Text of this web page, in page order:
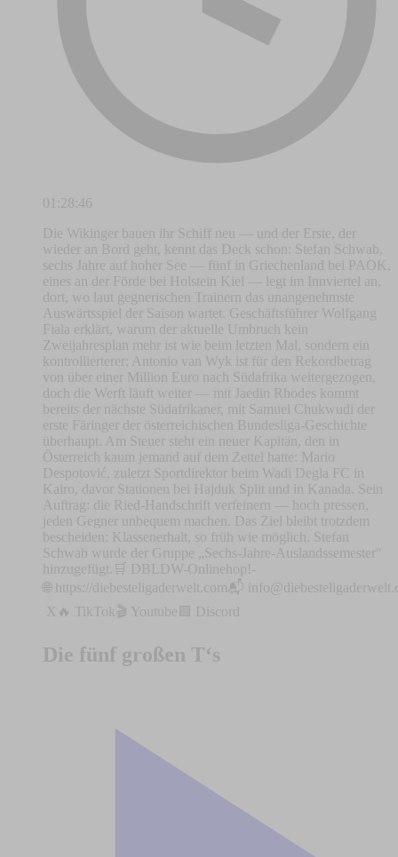
01:28:46
Die Wikinger bauen ihr Schiff neu — und der Erste, der
wieder an Bord geht, kennt das Deck schon: Stefan Schwab,
sechs Jahre auf hoher See — fünf in Griechenland bei PAOK,
eines an der Förde bei Holstein Kiel — legt im Innviertel an,
dort, wo laut gegnerischen Trainern das unangenehmste
Auswärtsspiel der Saison wartet. Geschäftsführer Wolfgang
Fiala erklärt, warum der aktuelle Umbruch kein
Zweijahresplan mehr ist wie beim letzten Mal, sondern ein
kontrollierterer: Antonio van Wyk ist für den Rekordbetrag
von über einer Million Euro nach Südafrika weitergezogen,
doch die Werft läuft weiter — mit Jaedin Rhodes kommt
bereits der nächste Südafrikaner, mit Samuel Chukwudi der
erste Färinger der österreichischen Bundesliga-Geschichte
überhaupt. Am Steuer steht ein neuer Kapitän, den in
Österreich kaum jemand auf dem Zettel hatte: Mario
Despotović, zuletzt Sportdirektor beim Wadi Degla FC in
Kairo, davor Stationen bei Hajduk Split und in Kanada. Sein
Auftrag: die Ried-Handschrift verfeinern — hoch pressen,
jeden Gegner unbequem machen. Das Ziel bleibt trotzdem
bescheiden: Klassenerhalt, so früh wie möglich. Stefan
Schwab wurde der Gruppe „Sechs-Jahre-Auslandssemester"
hinzugefügt.🛒 DBLDW-Onlinehop!⁠⁠⁠⁠⁠⁠⁠⁠⁠⁠⁠-
🌐 ⁠⁠⁠⁠⁠⁠⁠⁠⁠⁠⁠⁠⁠⁠⁠⁠⁠⁠⁠⁠⁠⁠⁠⁠⁠⁠⁠⁠⁠⁠⁠⁠⁠⁠⁠⁠⁠⁠⁠⁠⁠⁠⁠⁠⁠⁠⁠⁠⁠⁠⁠⁠⁠⁠⁠⁠⁠⁠⁠⁠https://diebesteligaderwelt.com⁠⁠⁠⁠⁠⁠⁠⁠⁠⁠⁠⁠⁠⁠⁠⁠⁠⁠⁠⁠⁠⁠⁠⁠⁠⁠⁠⁠⁠⁠⁠⁠⁠⁠⁠⁠⁠⁠⁠⁠⁠⁠⁠⁠⁠⁠⁠⁠⁠⁠⁠⁠⁠⁠⁠⁠⁠⁠⁠⁠📬 ⁠⁠⁠⁠⁠
⁠⁠⁠⁠⁠⁠⁠⁠⁠⁠⁠⁠⁠⁠⁠⁠⁠⁠⁠⁠⁠⁠⁠⁠⁠⁠⁠⁠⁠⁠⁠⁠⁠⁠⁠⁠⁠⁠⁠⁠⁠⁠⁠⁠⁠⁠⁠⁠⁠⁠⁠⁠⁠⁠⁠⁠⁠⁠⁠⁠⁠⁠⁠⁠⁠⁠⁠⁠⁠⁠⁠⁠⁠⁠⁠⁠⁠⁠⁠⁠⁠⁠⁠⁠⁠⁠⁠⁠⁠⁠⁠⁠⁠X⁠⁠⁠⁠⁠⁠⁠⁠⁠⁠⁠⁠⁠⁠⁠⁠⁠⁠⁠⁠⁠⁠⁠⁠⁠⁠⁠⁠⁠⁠⁠⁠⁠⁠⁠⁠⁠⁠⁠⁠⁠⁠⁠⁠⁠⁠⁠⁠⁠⁠⁠⁠⁠⁠⁠⁠⁠⁠⁠⁠⁠⁠⁠⁠⁠⁠⁠⁠⁠🔥 ⁠⁠⁠⁠⁠⁠⁠⁠⁠⁠⁠⁠⁠⁠⁠⁠⁠⁠⁠⁠⁠⁠⁠⁠⁠⁠⁠⁠⁠⁠⁠⁠⁠⁠⁠⁠⁠⁠⁠⁠⁠⁠⁠⁠⁠⁠⁠⁠⁠⁠⁠⁠⁠⁠⁠⁠⁠⁠⁠⁠⁠⁠⁠⁠⁠⁠⁠⁠⁠⁠⁠⁠⁠⁠⁠⁠⁠⁠⁠⁠⁠⁠⁠⁠⁠⁠⁠⁠⁠⁠TikTok⁠⁠⁠⁠⁠⁠⁠⁠⁠⁠⁠⁠⁠⁠⁠⁠⁠⁠⁠⁠⁠⁠⁠⁠⁠⁠⁠⁠⁠⁠⁠⁠⁠⁠⁠⁠⁠⁠⁠⁠⁠⁠⁠⁠⁠⁠⁠⁠⁠⁠⁠⁠⁠⁠⁠⁠⁠⁠⁠⁠⁠⁠⁠⁠⁠⁠⁠⁠⁠⁠⁠⁠⁠⁠⁠⁠⁠⁠⁠⁠⁠⁠⁠⁠⁠⁠⁠⁠⁠⁠🎬 ⁠⁠⁠⁠⁠⁠⁠⁠⁠⁠⁠⁠⁠⁠⁠⁠⁠⁠⁠⁠⁠⁠⁠⁠⁠⁠⁠⁠⁠⁠⁠⁠⁠⁠⁠⁠⁠⁠⁠⁠⁠⁠⁠⁠⁠⁠⁠⁠⁠⁠⁠⁠⁠⁠⁠⁠⁠⁠⁠⁠⁠⁠⁠⁠⁠⁠⁠⁠⁠⁠⁠⁠⁠⁠⁠⁠⁠⁠⁠⁠⁠⁠⁠⁠⁠⁠⁠⁠⁠⁠Youtube⁠⁠⁠⁠⁠⁠⁠⁠⁠⁠⁠⁠⁠⁠⁠⁠⁠⁠⁠⁠⁠⁠⁠⁠⁠⁠⁠⁠⁠⁠⁠⁠⁠⁠⁠⁠⁠⁠⁠⁠⁠⁠⁠⁠⁠⁠⁠⁠⁠⁠⁠⁠⁠⁠⁠⁠⁠⁠⁠⁠⁠⁠⁠⁠⁠⁠⁠⁠⁠⁠⁠⁠⁠⁠⁠⁠⁠⁠⁠⁠⁠⁠⁠⁠⁠⁠⁠⁠⁠⁠🟪 ⁠⁠⁠⁠⁠⁠⁠⁠⁠⁠⁠⁠⁠⁠⁠⁠⁠⁠⁠⁠⁠⁠⁠⁠⁠⁠⁠⁠⁠⁠⁠⁠⁠⁠⁠⁠⁠⁠⁠⁠⁠⁠⁠⁠⁠⁠⁠Discord⁠⁠⁠⁠⁠⁠⁠⁠⁠⁠⁠⁠⁠⁠⁠⁠⁠⁠⁠⁠⁠⁠⁠⁠⁠⁠⁠⁠⁠⁠⁠⁠⁠⁠⁠⁠⁠⁠⁠⁠⁠⁠⁠⁠
Die fünf großen T‘s